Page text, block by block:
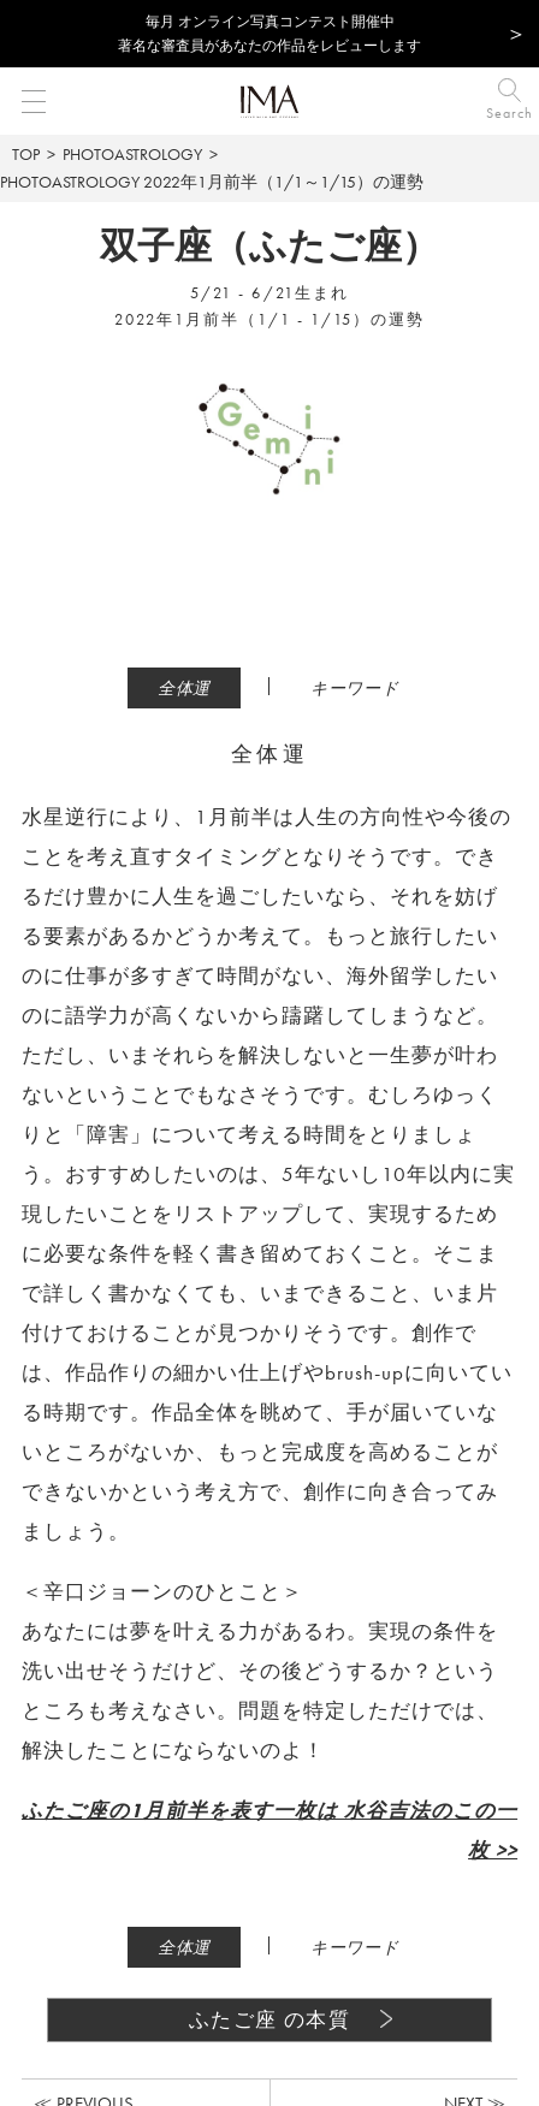
毎⽉ オンライン写真コンテスト開催中
著名な審査員があなたの作品をレビューします
Search
TOP
PHOTOASTROLOGY
PHOTOASTROLOGY 2022年1月前半（1/1～1/15）の運勢
双子座（ふたご座）
5/21 - 6/21生まれ
2022年1月前半（1/1 - 1/15）の運勢
全体運 | キーワード
全体運
水星逆行により、1月前半は人生の方向性や今後の
ことを考え直すタイミングとなりそうです。でき
るだけ豊かに人生を過ごしたいなら、それを妨げ
る要素があるかどうか考えて。もっと旅行したい
のに仕事が多すぎて時間がない、海外留学したい
のに語学力が高くないから躊躇してしまうなど。
ただし、いまそれらを解決しないと一生夢が叶わ
ないということでもなさそうです。むしろゆっく
りと「障害」について考える時間をとりましょ
う。おすすめしたいのは、5年ないし10年以内に実
現したいことをリストアップして、実現するため
に必要な条件を軽く書き留めておくこと。そこま
で詳しく書かなくても、いまできること、いま片
付けておけることが見つかりそうです。創作で
は、作品作りの細かい仕上げやbrush-upに向いてい
る時期です。作品全体を眺めて、手が届いていな
いところがないか、もっと完成度を高めることが
できないかという考え方で、創作に向き合ってみ
ましょう。
＜辛口ジョーンのひとこと＞
あなたには夢を叶える力があるわ。実現の条件を
洗い出せそうだけど、その後どうするか？という
ところも考えなさい。問題を特定しただけでは、
解決したことにならないのよ！
ふたご座の1月前半を表す一枚は 水谷吉法のこの一
枚 >>
全体運 | キーワード
ふたご座 の本質